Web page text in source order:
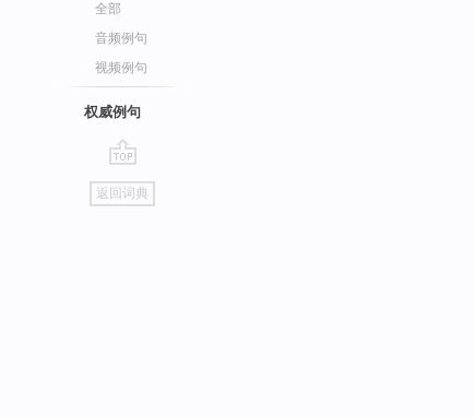
全部
音频例句
视频例句
权威例句
go
top
返回词典